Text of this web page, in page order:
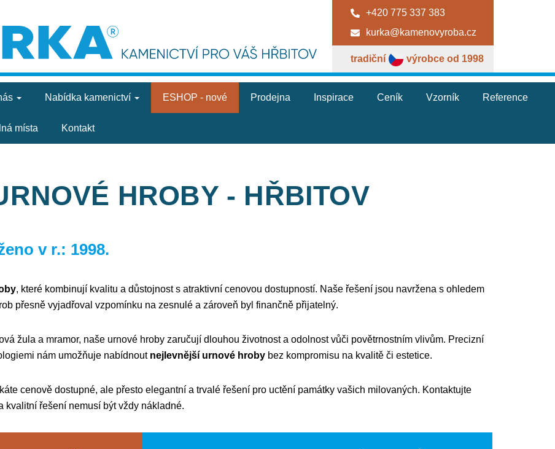
+420 775 337 383
kurka@kamenovyroba.cz
tradiční výrobce od 1998
Nabídka kamenictví ESHOP - nové Prodejna Inspirace Ceník Vzorník Reference
místa Kontakt
HROBY - HŘBITOV
v r.: 1998.
, které kombinují kvalitu a důstojnost s atraktivní cenovou dostupností. Naše řešení jsou navržena s ohledem
přesně vyjadřoval vzpomínku na zesnulé a zároveň byl finančně přijatelný.
žula a mramor, naše urnové hroby zaručují dlouhou životnost a odolnost vůči povětrnostním vlivům. Precizní
nám umožňuje nabídnout nejlevnější urnové hroby bez kompromisu na kvalitě či estetice.
cenově dostupné, ale přesto elegantní a trvalé řešení pro uctění památky vašich milovaných. Kontaktujte
kvalitní řešení nemusí být vždy nákladné.